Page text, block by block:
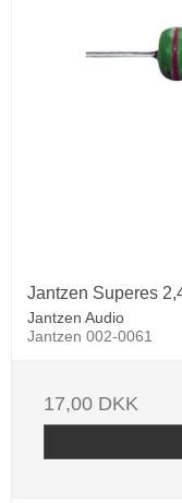
Jantzen Superes
Jantzen Audio
Jantzen 002-0061
17,00 DKK